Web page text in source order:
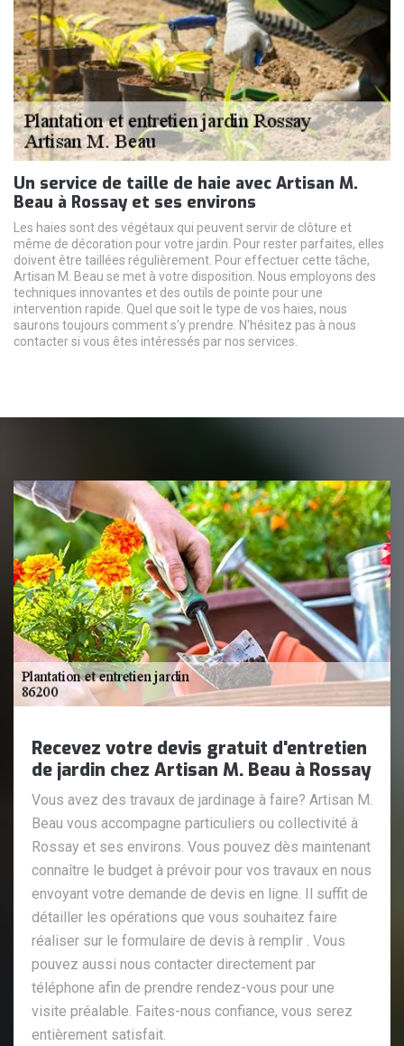
Un service de taille de haie avec Artisan M.
Beau à Rossay et ses environs
Les haies sont des végétaux qui peuvent servir de clôture et
même de décoration pour votre jardin. Pour rester parfaites, elles
doivent être taillées régulièrement. Pour effectuer cette tâche,
Artisan M. Beau se met à votre disposition. Nous employons des
techniques innovantes et des outils de pointe pour une
intervention rapide. Quel que soit le type de vos haies, nous
saurons toujours comment s'y prendre. N'hésitez pas à nous
contacter si vous êtes intéressés par nos services.
Recevez votre devis gratuit d'entretien
de jardin chez Artisan M. Beau à Rossay
Vous avez des travaux de jardinage à faire? Artisan M.
Beau vous accompagne particuliers ou collectivité à
Rossay et ses environs. Vous pouvez dès maintenant
connaître le budget à prévoir pour vos travaux en nous
envoyant votre demande de devis en ligne. Il suffit de
détailler les opérations que vous souhaitez faire
réaliser sur le formulaire de devis à remplir . Vous
pouvez aussi nous contacter directement par
téléphone afin de prendre rendez-vous pour une
visite préalable. Faites-nous confiance, vous serez
entièrement satisfait.